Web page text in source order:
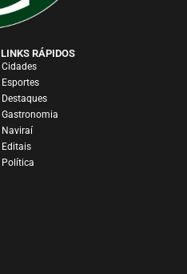
LINKS RÁPIDOS
Cidades
Esportes
Destaques
Gastronomia
Naviraí
Editais
Política